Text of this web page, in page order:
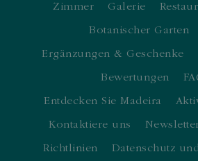
Zimmer Galerie
Botanischer Garten
Ergänzungen & Geschenke
Bewertungen
Entdecken Sie Madeira
Kontaktiere uns
Richtlinien
Datenschutz